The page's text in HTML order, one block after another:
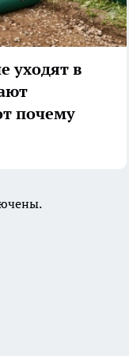
уходят в
почему